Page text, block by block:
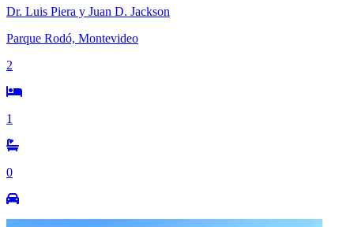
Dr. Luis Piera y Juan D. Jackson
Parque Rodó, Montevideo
2
1
0